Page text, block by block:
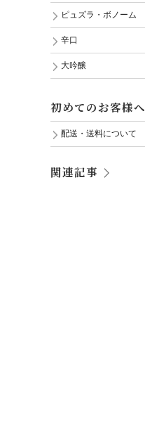
ピュズラ・ボノーム
辛口
大吟醸
初めてのお客様へ
配送・送料について
関連記事